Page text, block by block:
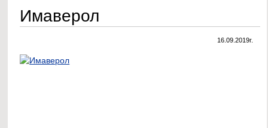
Имаверол
16.09.2019г.